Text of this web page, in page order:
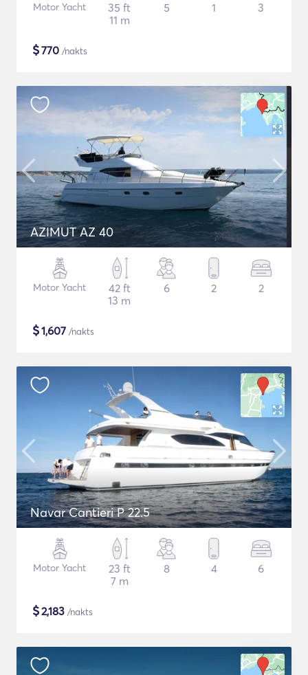
Motor Yacht
35 ft
11 m
5 1 3
$770 /nakts
AZIMUT AZ 40
Motor Yacht
42 ft
13 m
6 2 2
$1,607 /nakts
Navar Cantieri P 22.5
Motor Yacht
23 ft
7 m
8 4 6
$2,183 /nakts